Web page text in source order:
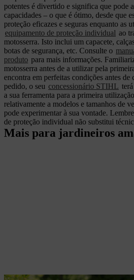
potentes é divertido e significa que pode
capacidades – o que é ótimo, desde que
proteção eficazes e seguras enquanto as
equipamento de proteção individual ao
motosserra. Isto inclui um capacete,
botas de segurança, etc. Consulte o
produto para mais informações.
motosserra antes de a utilizar pela
encontra em perfeitas condições antes
pedido, o seu concessionário STIHL
a sua ferramenta para a primeira
relativamente a modelos e tamanhos de
pode experimentar à sua vontade.
de proteção individual não substitui
Mais para jardineiros